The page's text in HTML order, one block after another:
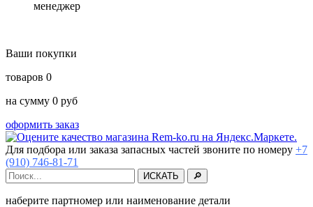
менеджер
Ваши покупки
товаров 0
на сумму 0 руб
оформить заказ
Для подбора или заказа запасных частей звоните по номеру +7
(910) 746-81-71
наберите партномер или наименование детали